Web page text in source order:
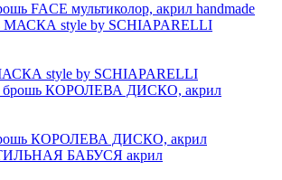
FACE мультиколор, акрил handmade
style by SCHIAPARELLI
КОРОЛЕВА ДИСКО, акрил